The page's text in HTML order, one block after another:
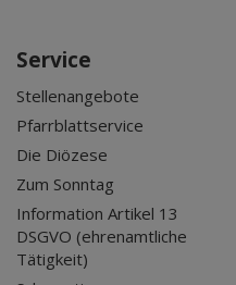
Service
Stellenangebote
Pfarrblattservice
Die Diözese
Zum Sonntag
Information Artikel 13
DSGVO (ehrenamtliche
Tätigkeit)